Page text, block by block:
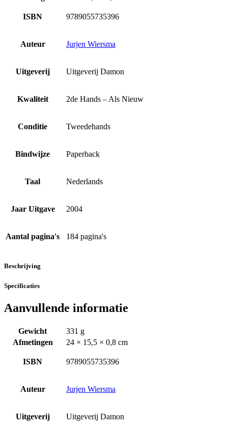
ISBN 9789055735396
Auteur Jurjen Wiersma
Uitgeverij Uitgeverij Damon
Kwaliteit 2de Hands – Als Nieuw
Conditie Tweedehands
Bindwijze Paperback
Taal Nederlands
Jaar Uitgave 2004
Aantal pagina's 184 pagina's
Beschrijving
Specificaties
Aanvullende informatie
Gewicht
331 g
Afmetingen
24 × 15,5 × 0,8 cm
ISBN 9789055735396
Auteur Jurjen Wiersma
Uitgeverij Uitgeverij Damon